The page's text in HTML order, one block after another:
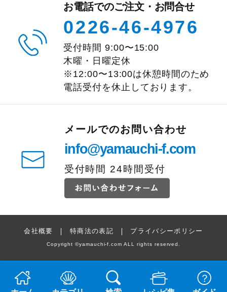
お電話でのご注文・お問合せ
0226-46-4976
受付時間 9:00〜15:00
木曜・日曜定休
※12:00〜13:00は休憩時間のため
電話受付を休止しております。
メールでのお問い合わせ
info@yamauchi-f.com
受付時間 24時間受付
会社概要 特商法の表記 プライバシーポリシー
Copyright ©yamauchi-f.com ALL rights reserved.